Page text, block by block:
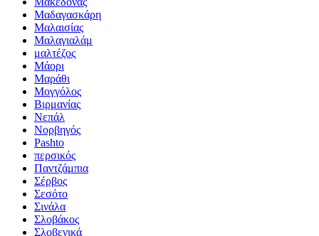
Μαδαγασκάρη
Μαλαισίας
Μαλαγιαλάμ
μαλτέζος
Μάορι
Μαράθι
Μογγόλος
Βιρμανίας
Νεπάλ
Νορβηγός
Pashto
περσικός
Παντζάμπια
Σέρβος
Σεσότο
Σινάλα
Σλοβάκος
Σλοβενικά